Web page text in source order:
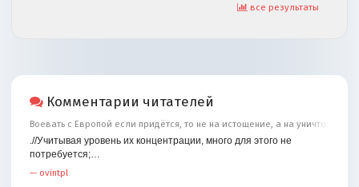
все результаты
Комментарии читателей
Воевать с Европой если придётся, то не на истощение, а на уничтожение
.//Учитывая уровень их концентрации, много для этого не
потребуется;…
— ovintpl